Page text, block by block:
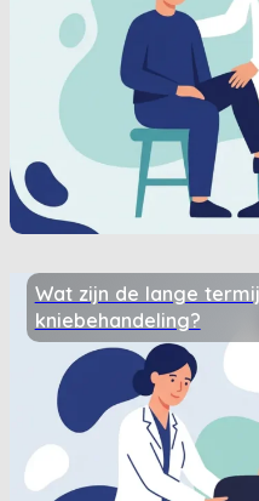
Wat zijn de lange
kniebehandeling?